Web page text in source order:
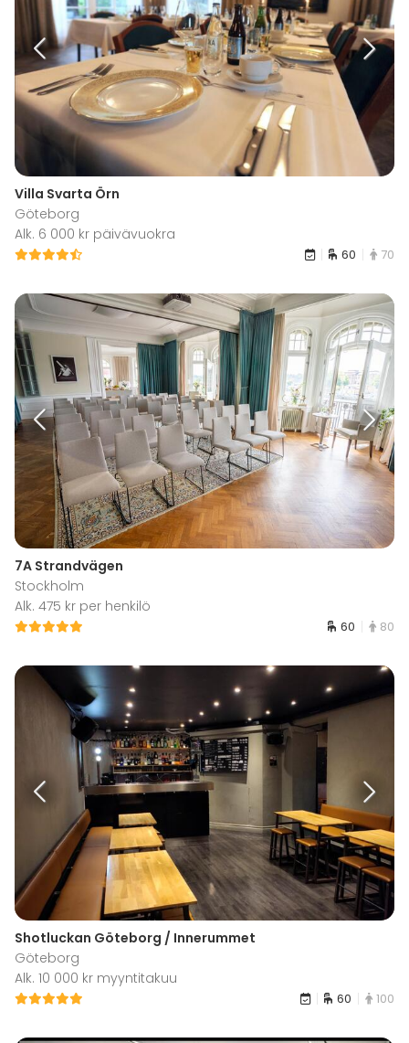
Villa Svarta Örn
Göteborg
Alk. 6 000 kr päivävuokra
60 70
7A Strandvägen
Stockholm
Alk. 475 kr per henkilö
60 80
Shotluckan Göteborg / Innerummet
Göteborg
Alk. 10 000 kr myyntitakuu
60 100